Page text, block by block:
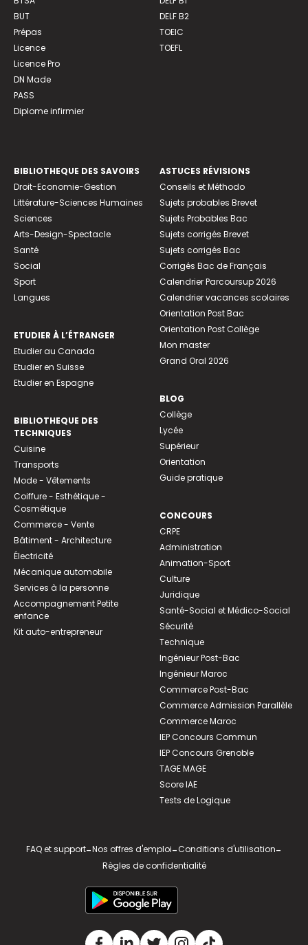
BUT
Prépas
Licence
Licence Pro
DN Made
PASS
Diplome infirmier
DELF B2
TOEIC
TOEFL
BIBLIOTHEQUE DES SAVOIRS
Droit-Economie-Gestion
Littérature-Sciences Humaines
Sciences
Arts-Design-Spectacle
Santé
Social
Sport
Langues
ETUDIER À L’ÉTRANGER
Etudier au Canada
Etudier en Suisse
Etudier en Espagne
BIBLIOTHEQUE DES
TECHNIQUES
Cuisine
Transports
Mode - Vêtements
Coiffure - Esthétique -
Cosmétique
Commerce - Vente
Bâtiment - Architecture
Électricité
Mécanique automobile
Services à la personne
Accompagnement Petite
enfance
Kit auto-entrepreneur
ASTUCES RÉVISIONS
Conseils et Méthodo
Sujets probables Brevet
Sujets Probables Bac
Sujets corrigés Brevet
Sujets corrigés Bac
Corrigés Bac de Français
Calendrier Parcoursup 2026
Calendrier vacances scolaires
Orientation Post Bac
Orientation Post Collège
Mon master
Grand Oral 2026
BLOG
Collège
Lycée
Supérieur
Orientation
Guide pratique
CONCOURS
CRPE
Administration
Animation-Sport
Culture
Juridique
Santé-Social et Médico-Social
Sécurité
Technique
Ingénieur Post-Bac
Ingénieur Maroc
Commerce Post-Bac
Commerce Admission Parallèle
Commerce Maroc
IEP Concours Commun
IEP Concours Grenoble
TAGE MAGE
Score IAE
Tests de Logique
FAQ et support-Nos offres d'emploi-Conditions d'utilisation-
Règles de confidentialité